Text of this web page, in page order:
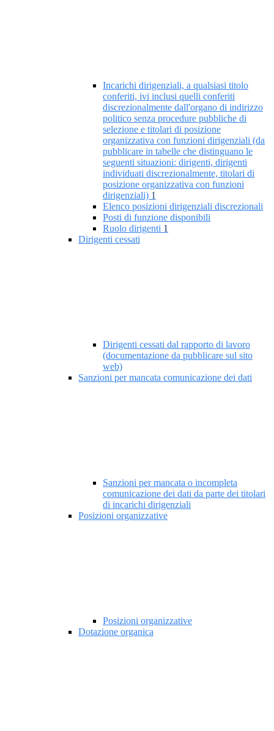
Incarichi dirigenziali, a qualsiasi titolo
conferiti, ivi inclusi quelli conferiti
discrezionalmente dall'organo di indirizzo
politico senza procedure pubbliche di
selezione e titolari di posizione
organizzativa con funzioni dirigenziali (da
pubblicare in tabelle che distinguano le
seguenti situazioni: dirigenti, dirigenti
individuati discrezionalmente, titolari di
posizione organizzativa con funzioni
dirigenziali) 1
Elenco posizioni dirigenziali discrezionali
Posti di funzione disponibili
Ruolo dirigenti 1
Dirigenti cessati
Dirigenti cessati dal rapporto di lavoro
(documentazione da pubblicare sul sito
web)
Sanzioni per mancata comunicazione dei dati
Sanzioni per mancata o incompleta
comunicazione dei dati da parte dei titolari
di incarichi dirigenziali
Posizioni organizzative
Posizioni organizzative
Dotazione organica